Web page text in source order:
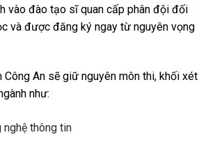
vào đào tạo sĩ quan cấp phân đội đối
và được đăng ký ngay từ nguyên vọng
An sẽ giữ nguyên môn thi, khối xét
như:
nghệ thông tin